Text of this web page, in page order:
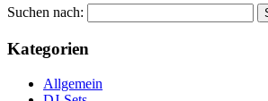
Suchen nach:
Kategorien
Allgemein